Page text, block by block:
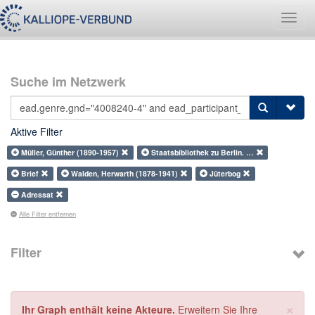
Suche im Netzwerk
Aktive Filter
Müller, Günther (1890-1957)
Staatsbibliothek zu Berlin. …
Brief
Walden, Herwarth (1878-1941)
Jüterbog
Adressat
Alle Filter entfernen
Filter
×
Ihr Graph enthält keine Akteure. Erweitern Sie Ihre